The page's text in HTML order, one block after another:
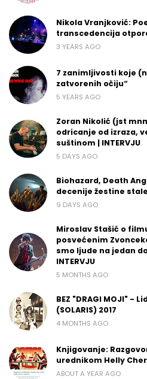
Nikola Vranjković:
transcedencija
3 YEARS AGO
7 zanimljivosti koje
zatvorenih očiju“
5 YEARS AGO
Zoran Nikolić (jst
odricanje od izraza,
suštinom | INTERVJU
5 DAYS AGO
Biohazard, Death
decenije žestine
9 DAYS AGO
Miroslav Stašić o
posvećenim
smo ljude na jedan
INTERVJU
5 MONTHS AGO
BEZ "DRAGI MOJI" -
(SOLARIS) 2017
4 MONTHS AGO
Knjigovanje:
urednikom Helly
ABOUT A YEAR AGO